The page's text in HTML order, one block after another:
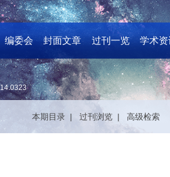
编委会 封面文章 过刊一览 学术资
本期目录 | 过刊浏览 | 高级检索